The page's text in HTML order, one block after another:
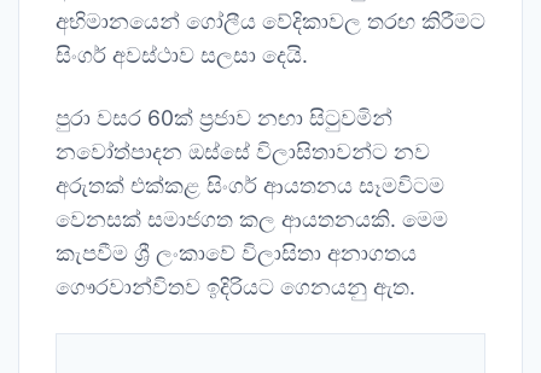
අභිමානයෙන් ගෝලීය වේදිකාවල තරඟ කිරීමට
සිංගර් අවස්ථාව සලසා දෙයි.
පුරා වසර 60ක් ප්‍රජාව නඟා සිටුවමින්
නවෝත්පාදන ඔස්සේ විලාසිතාවන්ට නව
අරුතක් එක්කළ සිංගර් ආයතනය සෑමවිටම
වෙනසක් සමාජගත කල ආයතනයකි. මෙම
කැපවීම ශ්‍රී ලංකාවේ විලාසිතා අනාගතය
ගෞරවාන්විතව ඉදිරියට ගෙනයනු ඇත.